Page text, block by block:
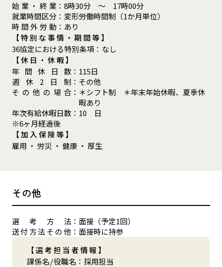
始 業 ・ 終 業： 8時30分 ～ 17時00分
就業時間区分： 変形労働時間制（1か月単位）
時 間 外 労 動： あり
【特別な事情・期間等】
36協定における特別条項： なし
【休日・休暇】
年 間 休 日 数： 115日
週
休 2 日 制 ： その他
そ の 他 の 場 合： ＊シフト制 ＊年末年始休暇、夏季休
暇あり
年次有給休暇日数
※6ヶ月経過後
： 10 日
【加入保険等】
雇用 ・ 労災 ・ 健康 ・ 厚生
その他
選 考 方 法： 面接（予定1回）
送付 方法そ の他 ： 面接時に持参
【選考担当者情報】
課係名/役職名 ： 採用担当